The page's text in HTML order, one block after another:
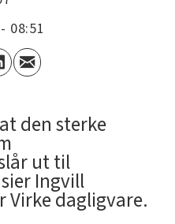
08:51
den sterke
ut til
Ingvill
Virke dagligvare.